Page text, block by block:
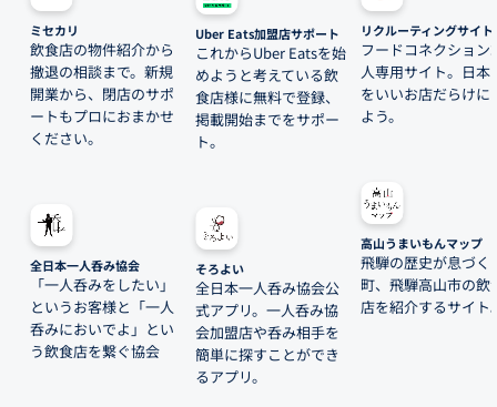
ミセカリ
飲食店の物件紹介から
撤退の相談まで。新規
開業から、閉店のサポ
ートもプロにおまかせ
ください。
全日本一人呑み協会
「一人呑みをしたい」
というお客様と「一人
呑みにおいでよ」とい
う飲食店を繋ぐ協会
Uber Eats加盟店サポート
これからUber Eatsを始
めようと考えている飲
食店様に無料で登録、
掲載開始までをサポー
ト。
そろよい
全日本一人呑み協会公
式アプリ。一人呑み協
会加盟店や呑み相手を
簡単に探すことができ
るアプリ。
リクルーティングサイト
フードコネクション
人専用サイト。日本
をいいお店だらけに
よう。
高山うまいもんマップ
飛騨の歴史が息づく
町、飛騨高山市の飲
店を紹介するサイト